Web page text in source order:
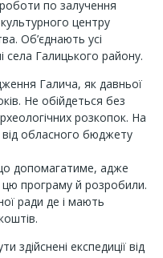
по залучення
центру
Об’єднають усі
села Галицького району.
Галича, як давньої
Не обійдеться без
розкопок. На
від обласного бюджету
допомагатиме, адже
цю програму й розробили.
ради де і мають
здійснені експедиції від